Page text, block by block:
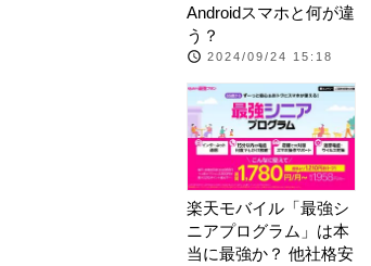
Androidスマホと何が違
う？
2024/09/24 15:18
楽天モバイル「最強シ
ニアプログラム」は本
当に最強か？ 他社格安